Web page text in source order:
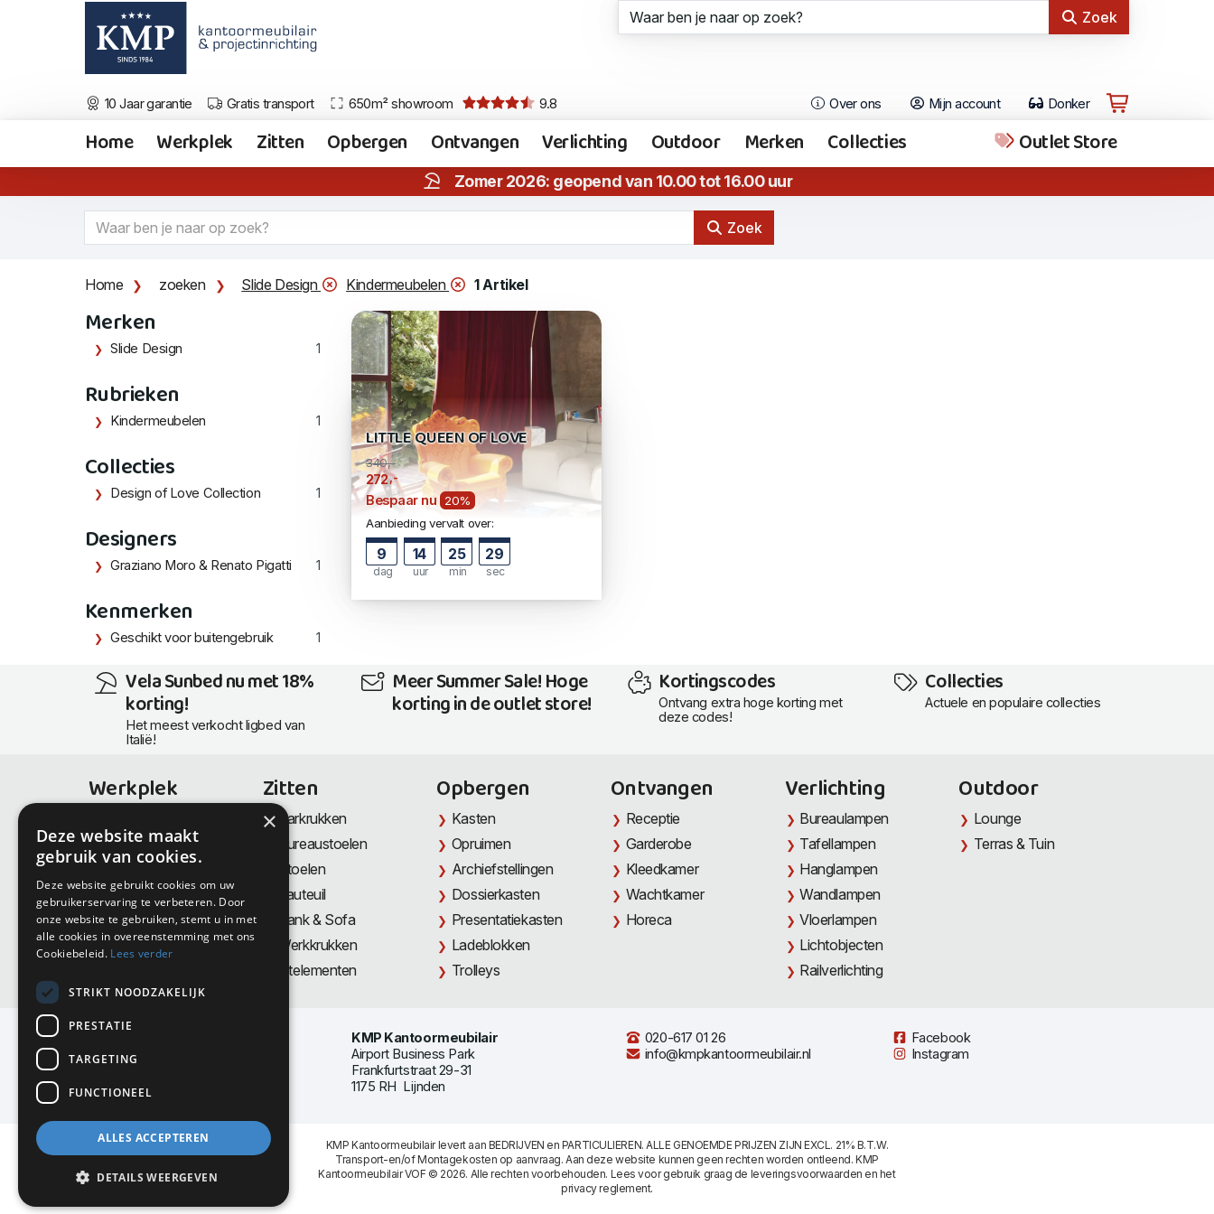
Zoek
10 Jaar garantie Gratis transport 650m² showroom 9.8 Over ons Mijn account Donker
Home Werkplek Zitten Opbergen Ontvangen Verlichting Outdoor Merken Collecties Outlet Store
Zomer 2026: geopend van 10.00 tot 16.00 uur
Zoek
Home zoeken Slide Design Kindermeubelen 1 Artikel
Merken
Slide Design 1
Rubrieken
Kindermeubelen 1
Collecties
Design of Love Collection 1
Designers
Graziano Moro & Renato Pigatti 1
Kenmerken
Geschikt voor buitengebruik 1
LITTLE QUEEN OF LOVE
340,-
272,-
Bespaar nu 20%
Aanbieding vervalt over:
9
dag
14
uur
25
min
29
sec
Vela Sunbed nu met 18%
korting!
Het meest verkocht ligbed van
Italië!
Meer Summer Sale! Hoge
korting in de outlet store!
Kortingscodes
Ontvang extra hoge korting met
deze codes!
Collecties
Actuele en populaire collecties
Werkplek
Thuiswerkplek
Zit-Sta bureaus
Directiemeubilair
Akoestiek & Privacy
Tafels
Zitten
Barkrukken
Bureaustoelen
Stoelen
Fauteuil
Bank & Sofa
Werkkrukken
Zitelementen
Opbergen
Kasten
Opruimen
Archiefstellingen
Dossierkasten
Presentatiekasten
Ladeblokken
Trolleys
Ontvangen
Receptie
Garderobe
Kleedkamer
Wachtkamer
Horeca
Verlichting
Bureaulampen
Tafellampen
Hanglampen
Wandlampen
Vloerlampen
Lichtobjecten
Railverlichting
Outdoor
Lounge
Terras & Tuin
KMP Kantoormeubilair
Airport Business Park
Frankfurtstraat 29-31
1175 RH Lijnden
020-617 01 26
info@kmpkantoormeubilair.nl
Facebook
Instagram
KMP Kantoormeubilair levert aan BEDRIJVEN en PARTICULIEREN. ALLE GENOEMDE PRIJZEN ZIJN EXCL. 21% B.T.W.
Transport-en/of Montagekosten op aanvraag. Aan deze website kunnen geen rechten worden ontleend. KMP
Kantoormeubilair VOF © 2026. Alle rechten voorbehouden. Lees voor gebruik graag de leveringsvoorwaarden en het
privacy reglement.
×
Deze website maakt
gebruik van cookies.
Deze website gebruikt cookies om uw
gebruikerservaring te verbeteren. Door
onze website te gebruiken, stemt u in met
alle cookies in overeenstemming met ons
Cookiebeleid. Lees verder
STRIKT NOODZAKELIJK
PRESTATIE
TARGETING
FUNCTIONEEL
ALLES ACCEPTEREN
DETAILS WEERGEVEN